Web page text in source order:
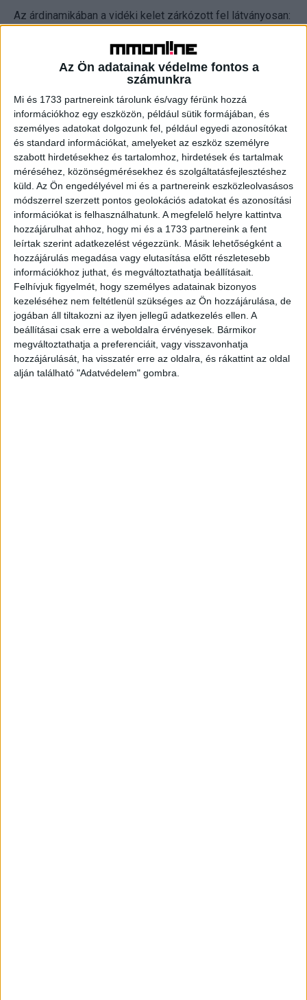
Az Ön adatainak védelme fontos a
számunkra
Mi és 1733 partnereink tárolunk és/vagy férünk hozzá
információkhoz egy eszközön, például sütik formájában, és
személyes adatokat dolgozunk fel, például egyedi azonosítókat
és standard információkat, amelyeket az eszköz személyre
szabott hirdetésekhez és tartalomhoz, hirdetések és tartalmak
méréséhez, közönségmérésekhez és szolgáltatásfejlesztéshez
küld. Az Ön engedélyével mi és a partnereink eszközleolvasásos
módszerrel szerzett pontos geolokációs adatokat és azonosítási
információkat is felhasználhatunk. A megfelelő helyre kattintva
hozzájárulhat ahhoz, hogy mi és a 1733 partnereink a fent
leírtak szerint adatkezelést végezzünk. Másik lehetőségként a
hozzájárulás megadása vagy elutasítása előtt részletesebb
információkhoz juthat, és megváltoztathatja beállításait.
Felhívjuk figyelmét, hogy személyes adatainak bizonyos
kezeléséhez nem feltétlenül szükséges az Ön hozzájárulása, de
jogában áll tiltakozni az ilyen jellegű adatkezelés ellen. A
beállításai csak erre a weboldalra érvényesek. Bármikor
megváltoztathatja a preferenciáit, vagy visszavonhatja
hozzájárulását, ha visszatér erre az oldalra, és rákattint az oldal
alján található "Adatvédelem" gombra.
Az árdinamikában a vidéki kelet zárkózott fel látványosan:
regionális mozgást produkálta, és már a nyugati szint fölé
került, így a korábbi kelet–nyugat árkülönbség
gyakorlatilag eltűnt. A budapesti drágulást a használt tégla
ingatlan húzza, a központ felé haladva egyre erősebben.
Lassuló fővárosi panel, élénk vidék
Az értékesítési idő ellentétes irányokat mutat. A
budapesti panel eladása érzékelhetően nehezebbé vált a
tavalyi májusi értékesítési időhöz képest, miközben a
vidéki panel és a budai-belvárosi tégla gyorsabb
ügyletzárást hozott. A kereslet súlypontja a belső,
befektetői-bérházas kerületekből a budai és a nagyobb
alapterületet kínáló kerületek felé tolódott – mindez
összhangban van a saját célú, beköltözhető lakást kereső
vevők túlsúlyba kerülésével.
A nagy kép
Az Otthon Start Program tavaly őszi, erős árfelhajtó hatása
a megfizethetőség határáig emelte az árakat - a korábbi